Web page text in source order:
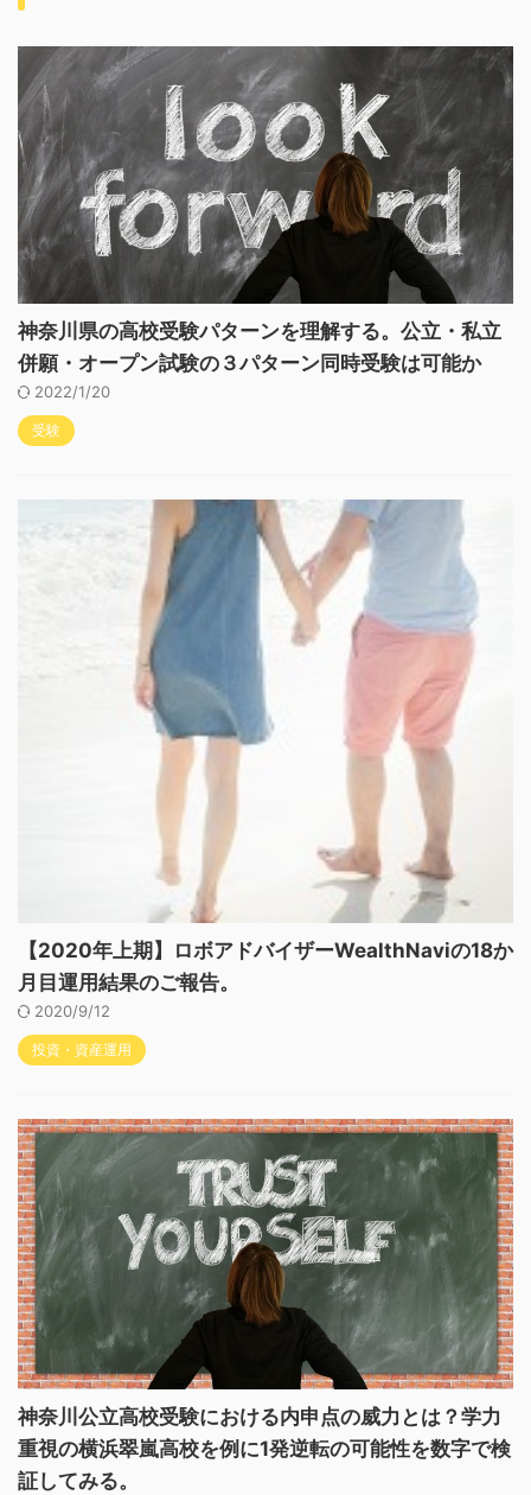
神奈川県の高校受験パターンを理解する。公立・私立
併願・オープン試験の３パターン同時受験は可能か
2022/1/20
受験
【2020年上期】ロボアドバイザーWealthNaviの18か
月目運用結果のご報告。
2020/9/12
投資・資産運用
神奈川公立高校受験における内申点の威力とは？学力
重視の横浜翠嵐高校を例に1発逆転の可能性を数字で検
証してみる。